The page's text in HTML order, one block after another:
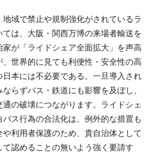
域で禁止や規制強化がされているラ
ては、大阪・関西万博の来場者輸送を
家が「ライドシェア全面拡大」を声高
、世界的に見ても利便性・安全性の高
日本には不必要である。一旦導入され
らずバス・鉄道にも影響を及ぼし、
の破壊につながります。ライドシェ
バス行為の合法化は、例外的な措置も
利用者保護のため、貴自治体として
て認めることの無いよう強く要請す